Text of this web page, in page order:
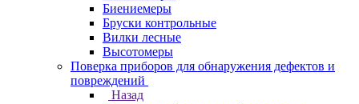
Биениемеры
Бруски контрольные
Вилки лесные
Высотомеры
Поверка приборов для обнаружения дефектов и
повреждений
Назад